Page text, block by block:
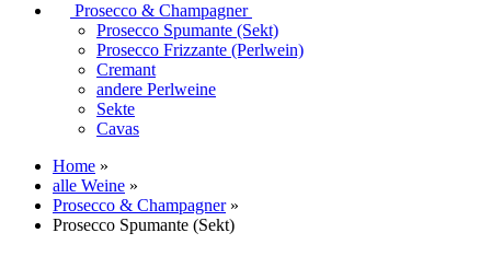
Prosecco & Champagner
Prosecco Spumante (Sekt)
Prosecco Frizzante (Perlwein)
Cremant
andere Perlweine
Sekte
Cavas
Home »
alle Weine »
Prosecco & Champagner »
Prosecco Spumante (Sekt)